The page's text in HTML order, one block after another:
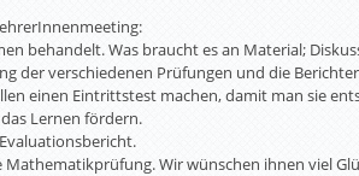
behandelt. Was braucht es an Material;
der verschiedenen Prüfungen und die
einen Eintrittstest machen, damit man sie
Lernen fördern.
Mathematikprüfung. Wir wünschen ihnen viel